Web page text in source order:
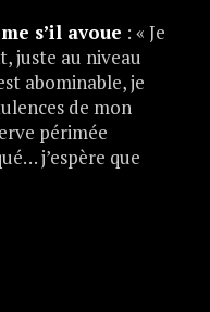
s’il avoue : « Je
juste au niveau
abominable, je
de mon
périmée
j’espère que